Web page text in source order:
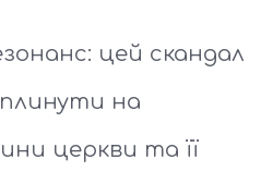
цей скандал
на
церкви та її